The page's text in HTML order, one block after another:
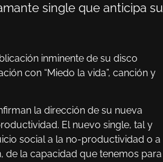
single que anticipa su
inminente de su disco
con “Miedo la vida”, canción y
la dirección de su nueva
El nuevo single, tal y
social a la no-productividad o a
de la capacidad que tenemos para